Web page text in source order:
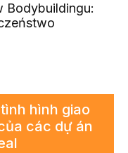
Bodybuildingu:
hình giao
các dự án